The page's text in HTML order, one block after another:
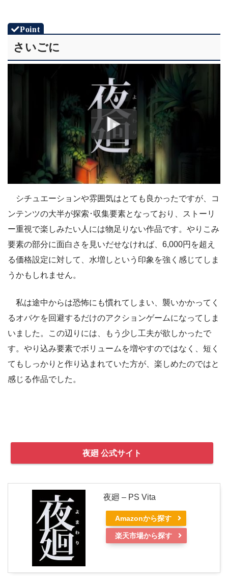
さいごに
シチュエーションや雰囲気はとても良かったですが、コ
ンテンツの大半が探索･収集要素となっており、ストーリ
ー重視で楽しみたい人には物足りない作品です。やりこみ
要素の部分に面白さを見いだせなければ、6,000円を超え
る価格設定に対して、水増しという印象を強く感じてしま
うかもしれません。
私は途中からは恐怖にも慣れてしまい、襲いかかってく
るオバケを回避するだけのアクションゲームになってしま
いました。この辺りには、もう少し工夫が欲しかったで
す。やり込み要素でボリュームを増やすのではなく、短く
てもしっかりと作り込まれていた方が、楽しめたのではと
感じる作品でした。
夜廻 公式サイト
夜廻 – PS Vita
Amazonから探す
楽天市場から探す